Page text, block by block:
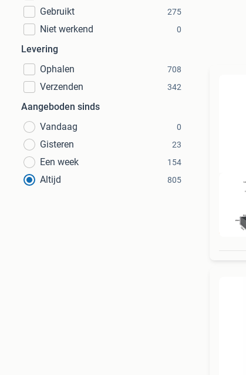
Gebruikt 275
Niet werkend 0
Levering
Ophalen
708
Verzenden 342
Aangeboden sinds
Vandaag
0
Gisteren 23
Een week 154
Altijd 805